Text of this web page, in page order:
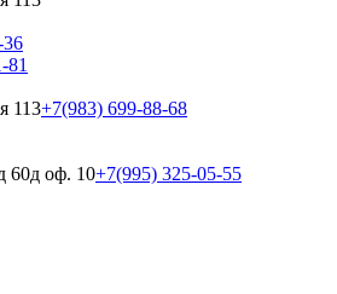
36
81
113+7(983) 699-88-68
60д оф. 10+7(995) 325-05-55